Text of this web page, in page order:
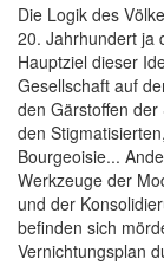
Die Logik des
20. Jahrhundert ja
Hauptziel dieser
Gesellschaft auf
den Gärstoffen
den
Bourgeoisie...
Werkzeuge der
und der
befinden sich
Vernichtungsplan